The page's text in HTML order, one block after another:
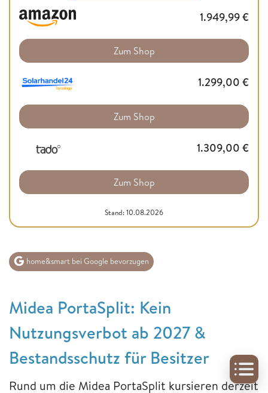
1.949,99€
Zum Shop
1.299,00 €
Zum Shop
1.309,00 €
Zum Shop
Stand: 10.08.2026
home&smart bei Google bevorzugen
Midea PortaSplit: Kein
Nutzungsverbot ab 2027 &
Bestandsschutz für Besitzer
Rund um die Midea PortaSplit kursieren derzeit